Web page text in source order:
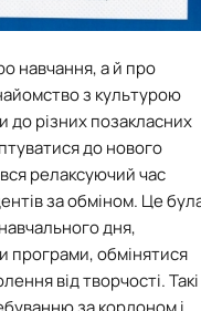
навчання, а й про
з культурою
до різних позакласних
до нового
релаксуючий час
за обміном. Це
дня,
програми, обмінятися
від творчості. Такі